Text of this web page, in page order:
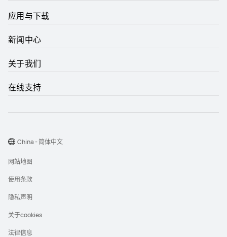
应用与下载
新闻中心
关于我们
在线支持
网站地图
使用条款
隐私声明
关于cookies
法律信息
China - 简体中文